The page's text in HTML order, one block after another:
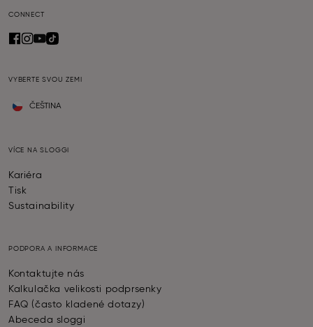
CONNECT
VYBERTE SVOU ZEMI
ČEŠTINA
VÍCE NA SLOGGI
Kariéra
Tisk
Sustainability
PODPORA A INFORMACE
Kontaktujte nás
Kalkulačka velikosti podprsenky
FAQ (často kladené dotazy)
Abeceda sloggi